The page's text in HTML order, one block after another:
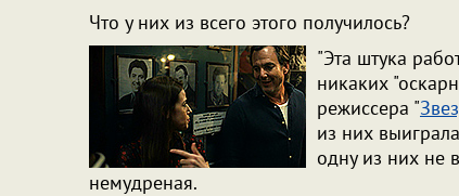
Что у них из всего этого получилось?
"Эта штука
никаких
режиссера "
из них
одну из них не
немудреная.